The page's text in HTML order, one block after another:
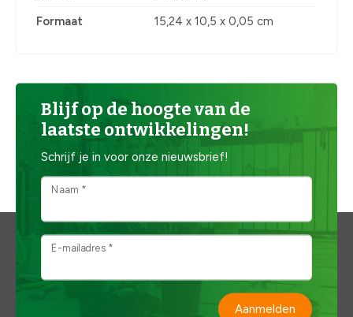
Formaat 15,24 x 10,5 x 0,05 cm
Blijf op de hoogte van de
laatste ontwikkelingen!
Schrijf je in voor onze nieuwsbrief!
Naam *
E-mailadres *
Aanmelden